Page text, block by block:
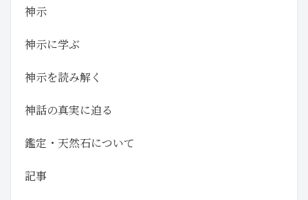
神示
神示に学ぶ
神示を読み解く
神話の真実に迫る
鑑定・天然石について
記事